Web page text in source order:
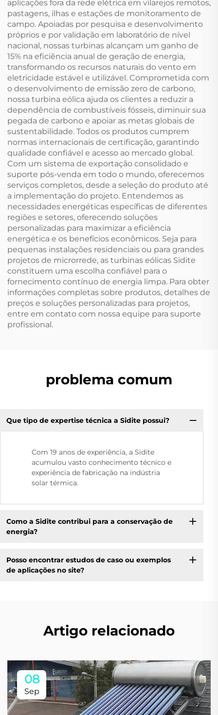
aplicações fora da rede elétrica em vilarejos remotos,
pastagens, ilhas e estações de monitoramento de
campo. Apoiadas por pesquisa e desenvolvimento
próprios e por validação em laboratório de nível
nacional, nossas turbinas alcançam um ganho de
15% na eficiência anual de geração de energia,
transformando os recursos naturais do vento em
eletricidade estável e utilizável. Comprometida com
o desenvolvimento de emissão zero de carbono,
nossa turbina eólica ajuda os clientes a reduzir a
dependência de combustíveis fósseis, diminuir sua
pegada de carbono e apoiar as metas globais de
sustentabilidade. Todos os produtos cumprem
normas internacionais de certificação, garantindo
qualidade confiável e acesso ao mercado global.
Com um sistema de exportação consolidado e
suporte pós-venda em todo o mundo, oferecemos
serviços completos, desde a seleção do produto até
a implementação do projeto. Entendemos as
necessidades energéticas específicas de diferentes
regiões e setores, oferecendo soluções
personalizadas para maximizar a eficiência
energética e os benefícios econômicos. Seja para
pequenas instalações residenciais ou para grandes
projetos de microrrede, as turbinas eólicas Sidite
constituem uma escolha confiável para o
fornecimento contínuo de energia limpa. Para obter
informações completas sobre produtos, detalhes de
preços e soluções personalizadas para projetos,
entre em contato com nossa equipe para suporte
profissional.
problema comum
Que tipo de expertise técnica a Sidite possui?
Com 19 anos de experiência, a Sidite
acumulou vasto conhecimento técnico e
experiência de fabricação na indústria
solar térmica.
Como a Sidite contribui para a conservação de
energia?
Posso encontrar estudos de caso ou exemplos
de aplicações no site?
Artigo relacionado
08
Sep